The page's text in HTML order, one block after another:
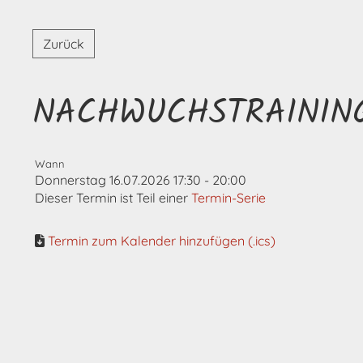
Zurück
Wann
Donnerstag 16.07.2026 17:30 - 20:00
Dieser Termin ist Teil einer Termin-Serie
Termin zum Kalender hinzufügen (.ics)